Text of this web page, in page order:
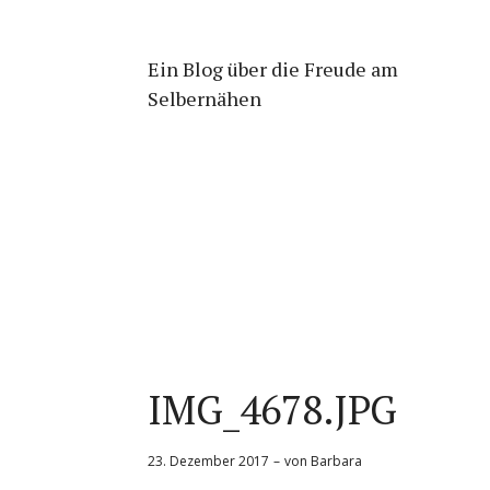
Ein Blog über die Freude am
Selbernähen
IMG_4678.JPG
23. Dezember 2017 von Barbara